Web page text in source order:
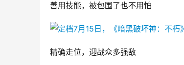
善用技能，被包围了也不用怕
精确走位，迎战众多强敌